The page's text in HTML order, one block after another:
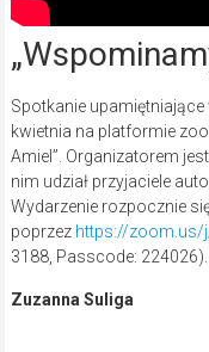
Spotkanie
kwietnia na platformie
Amiel”. Organizatorem
nim udział przyjaciele
Wydarzenie rozpocznie
poprzez https://zoom.us/
3188, Passcode: 224026).
Zuzanna Suliga